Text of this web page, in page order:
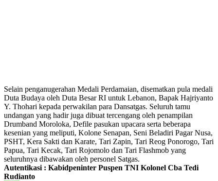
Selain penganugerahan Medali Perdamaian, disematkan pula medali
Duta Budaya oleh Duta Besar RI untuk Lebanon, Bapak Hajriyanto
Y. Thohari kepada perwakilan para Dansatgas. Seluruh tamu
undangan yang hadir juga dibuat tercengang oleh penampilan
Drumband Moroloka, Defile pasukan upacara serta beberapa
kesenian yang meliputi, Kolone Senapan, Seni Beladiri Pagar Nusa,
PSHT, Kera Sakti dan Karate, Tari Zapin, Tari Reog Ponorogo, Tari
Papua, Tari Kecak, Tari Rojomolo dan Tari Flashmob yang
seluruhnya dibawakan oleh personel Satgas.
Autentikasi : Kabidpeninter Puspen TNI Kolonel Cba Tedi
Rudianto